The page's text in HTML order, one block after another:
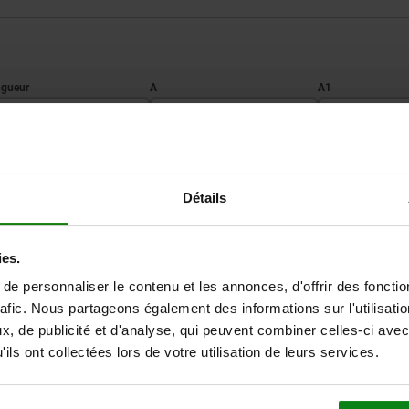
Détails
personnaliser le contenu et les annonces, d'offrir des
Nous partageons également des informations sur
de publicité et d'analyse, qui peuvent combiner celles-ci
ont collectées lors de votre utilisation de leurs services.
AGRANDIR LE TABLEAU
Expédié
B B1 B5 C1 D D1 H Course S L1 L2 L3
40 56 3 43 8,5 15,9 55,5 28 46 36 9
B B1 B5 C1 D D1 H Course S L1 L2 L3
40 56 3 43 8,5 15,9 55,5 28 46 36 9